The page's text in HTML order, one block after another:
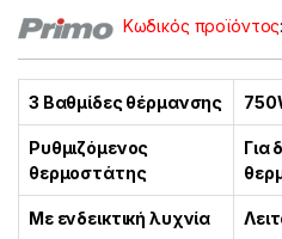
Κωδικός προϊόντος:
3 Βαθμίδες θέρμανσης
Ρυθμιζόμενος
θερμοστάτης
Για
Με ενδεικτική λυχνία